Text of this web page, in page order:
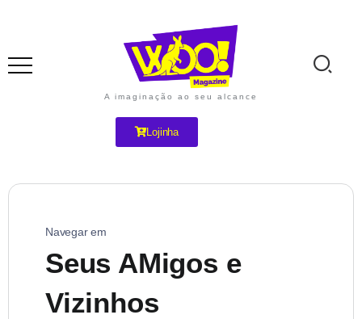
A imaginação ao seu alcance
Lojinha
Navegar em
Seus AMigos e
Vizinhos